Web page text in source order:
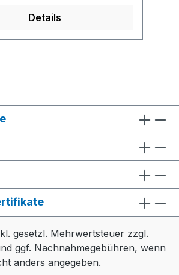
Details
gesetzl. Mehrwertsteuer zzgl.
ggf. Nachnahmegebühren, wenn
anders angegeben.